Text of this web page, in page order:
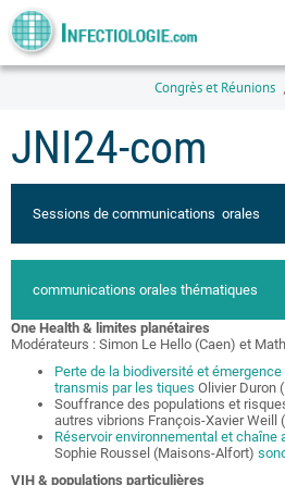
Congrès et Réunions
JNI24-com
Sessions de communications orales
communications orales thématiques
One Health & limites planétaires
Modérateurs : Simon Le Hello (Caen) et
Perte de la biodiversité et
transmis par les tiques Olivier Duron
Souffrance des populations et
autres vibrions François-Xavier Weill
Réservoir environnemental et
Sophie Roussel (Maisons-Alfort)
VIH & populations particulières